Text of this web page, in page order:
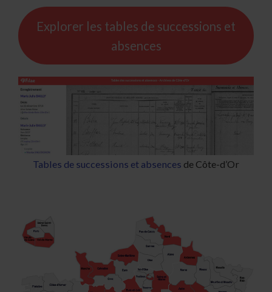
Explorer les tables de successions et
absences
Tables de successions et absences de Côte-d’Or